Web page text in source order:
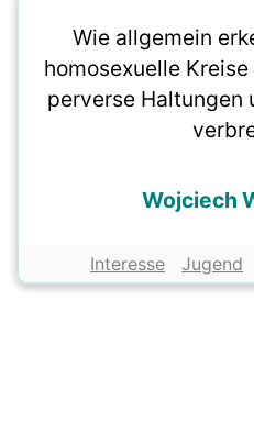
Wie allgemein
homosexuelle
perverse Haltungen
Wojciech
Interesse Jugend